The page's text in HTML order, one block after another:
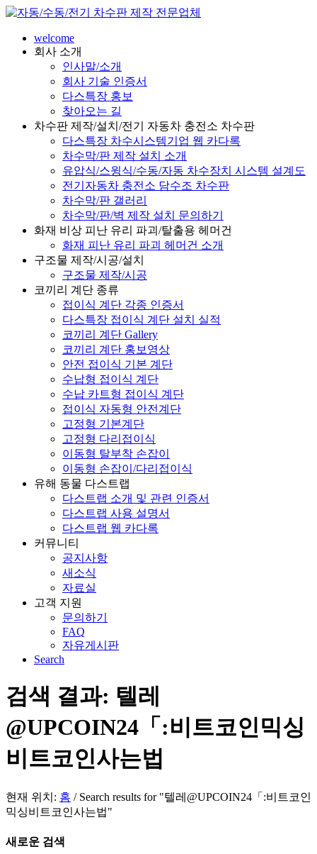
welcome
회사 소개
인사말/소개
회사 기술 인증서
다스특장 홍보
찾아오는 길
차수판 제작/설치/전기 자동차 충전소 차수판
다스특장 차수시스템기업 웹 카다록
차수막/판 제작 설치 소개
유압식/스윙식/수동/자동 차수장치 시스템 설계도
전기자동차 충전소 담수조 차수판
차수막/판 갤러리
차수막/판/벽 제작 설치 문의하기
화재 비상 피난 유리 파괴/탈출용 헤머건
화재 피난 유리 파괴 헤머건 소개
구조물 제작/시공/설치
구조물 제작/시공
코끼리 계단 종류
접이식 계단 각종 인증서
다스특장 접이식 계단 설치 실적
코끼리 계단 Gallery
코끼리 계단 홍보영상
안전 접이식 기본 계단
수납형 접이식 계단
수납 카트형 접이식 계단
접이식 자동형 안전계단
고정형 기본계단
고정형 다리접이식
이동형 탈부착 손잡이
이동형 손잡이/다리접이식
유해 동물 다스트랩
다스트랩 소개 및 관련 인증서
다스트랩 사용 설명서
다스트랩 웹 카다록
커뮤니티
공지사항
새소식
자료실
고객 지원
문의하기
FAQ
자유게시판
Search
검색 결과: 텔레
@UPCOIN24「:비트코인믹싱
비트코인사는법
현재 위치: 홈 / Search results for "텔레@UPCOIN24「:비트코인
믹싱비트코인사는법"
새로운 검색